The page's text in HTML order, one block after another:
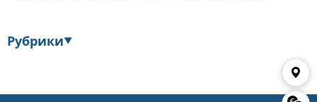
Рубрики▼